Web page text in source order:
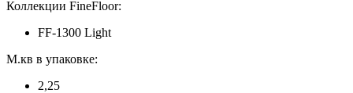
Коллекции FineFloor:
FF-1300 Light
М.кв в упаковке:
2,25